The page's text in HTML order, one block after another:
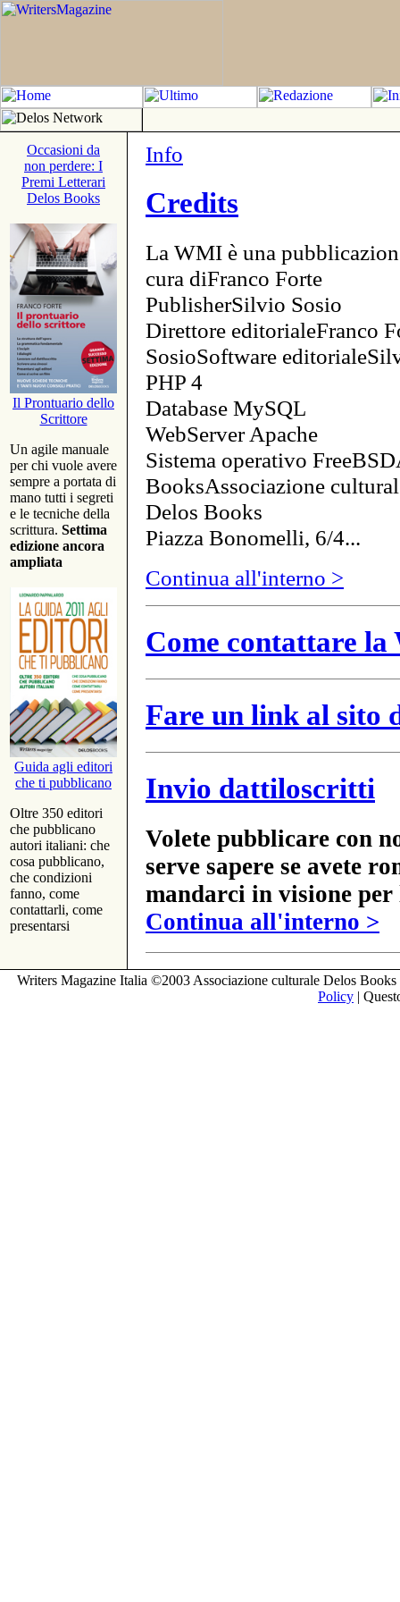
Occasioni da
non perdere: I
Premi Letterari
Delos Books
Il Prontuario dello
Scrittore
Un agile manuale
per chi vuole avere
sempre a portata di
mano tutti i segreti
e le tecniche della
scrittura. Settima
edizione ancora
ampliata
Guida agli editori
che ti pubblicano
Oltre 350 editori
che pubblicano
autori italiani: che
cosa pubblicano,
che condizioni
fanno, come
contattarli, come
presentarsi
Info
Credits
La WMI è una
cura diFranco Forte
PublisherSilvio Sosio
Direttore editorialeFranco
SosioSoftware
PHP 4
Database MySQL
WebServer Apache
Sistema operativo
BooksAssociazione
Delos Books
Piazza Bonomelli, 6/4...
Continua all'interno >
Come contattare
Fare un link al sito
Invio dattiloscritti
Volete pubblicare con
serve sapere se avete
mandarci in visione
Continua all'interno >
Writers Magazine Italia ©2003 Associazione culturale Delos
Policy |